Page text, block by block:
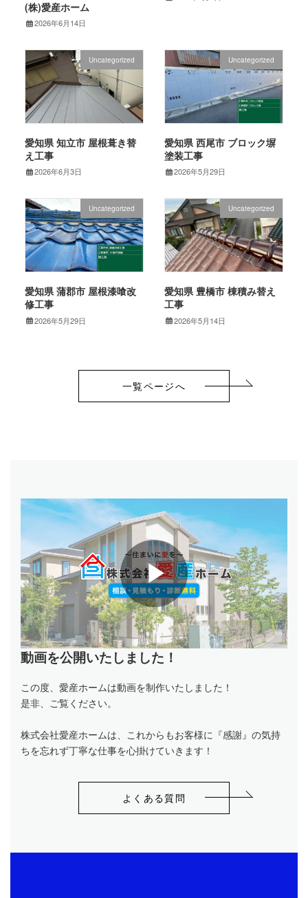
(株)愛産ホーム
2026年6月14日
Uncategorized
愛知県 知立市 屋根葺き替
え工事
2026年6月3日
Uncategorized
愛知県 西尾市 ブロック塀
塗装工事
2026年5月29日
Uncategorized
愛知県 蒲郡市 屋根漆喰改
修工事
2026年5月29日
Uncategorized
愛知県 豊橋市 棟積み替え
工事
2026年5月14日
一覧ページへ
P
l
a
y
動画を公開いたしました！
この度、愛産ホームは動画を制作いたしました！
是非、ご覧ください。
株式会社愛産ホームは、これからもお客様に『感謝』の気持
ちを忘れず丁寧な仕事を心掛けていきます！
よくある質問